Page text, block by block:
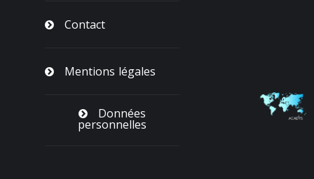
Contact
Mentions légales
Données
personnelles